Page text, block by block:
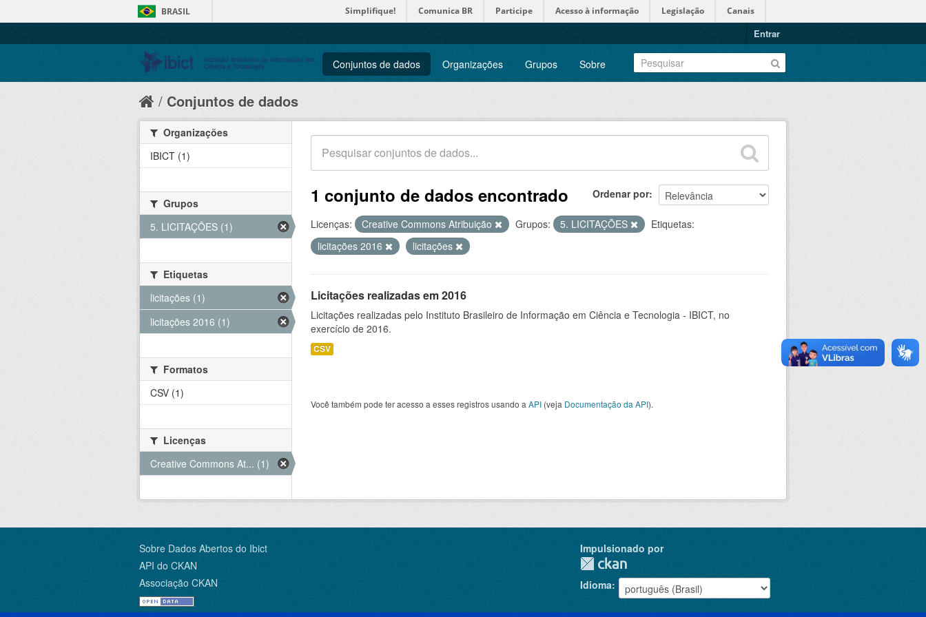
BRASIL Simplifique! Comunica BR Participe Acesso à informação Legislação Canais
Entrar
Conjuntos de dados Organizações Grupos Sobre
Conjuntos de dados
Ordenar por
1 conjunto de dados encontrado
Licenças: Creative Commons Atribuição Grupos: 5. LICITAÇÕES
Etiquetas:
licitações 2016
licitações
Licitações realizadas em 2016
Licitações realizadas pelo Instituto Brasileiro de Informação em Ciência e Tecnologia - IBICT, no
exercício de 2016.
CSV
Você também pode ter acesso a esses registros usando a API (veja Documentação da API).
Organizações
IBICT (1)
Grupos
5. LICITAÇÕES (1)
Etiquetas
licitações (1)
licitações 2016 (1)
Formatos
CSV (1)
Licenças
Creative Commons At... (1)
Sobre Dados Abertos do Ibict
API do CKAN
Associação CKAN
Impulsionado por
Idioma